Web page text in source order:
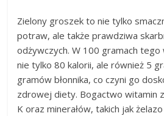
Zielony groszek to nie tylko
potraw, ale także prawdziwa
odżywczych. W 100 gramach
nie tylko 80 kalorii, ale również 5
gramów błonnika, co czyni go
zdrowej diety. Bogactwo witamin
K oraz minerałów, takich jak